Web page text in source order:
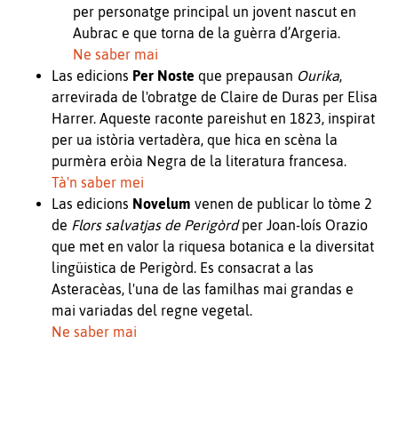
per personatge principal un jovent nascut en
Aubrac e que torna de la guèrra d’Argeria.
Ne saber mai
Las edicions Per Noste que prepausan Ourika,
arrevirada de l'obratge de Claire de Duras per Elisa
Harrer. Aqueste raconte pareishut en 1823, inspirat
per ua istòria vertadèra, que hica en scèna la
purmèra eròia Negra de la literatura francesa.
Tà'n saber mei
Las edicions Novelum venen de publicar lo tòme 2
de Flors salvatjas de Perigòrdper Joan-loís Orazio
que met en valor la riquesa botanica e la diversitat
lingüistica de Perigòrd. Es consacrat a las
Asteracèas, l'una de las familhas mai grandas e
mai variadas del regne vegetal.
Ne saber mai